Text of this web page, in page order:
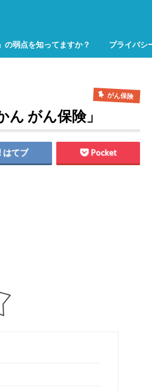
の弱点を知ってますか？ プライバシ
がん保険
がん保険」
はてブ Pocket